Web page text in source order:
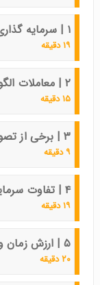
۱ | سرمایه گذاری کوانت یا کوانت تریدینگ چیست؟
۱۹ دقیقه
۲ | معاملات الگوریتمی یا الگوتریدینگ چیست؟
۱۵ دقیقه
۳ | برخی از تصورات و برداشت های نادرست
۹ دقیقه
۴ | تفاوت سرمایه گذاری و تحلیل کمّی و کیفی
۱۹ دقیقه
۵ | ارزش زمان و اهمیت خودکارسازی
۲۰ دقیقه